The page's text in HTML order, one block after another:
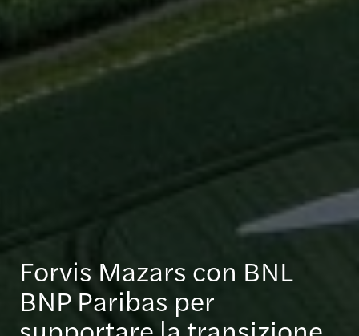
Forvis Mazars con BNL
BNP Paribas per